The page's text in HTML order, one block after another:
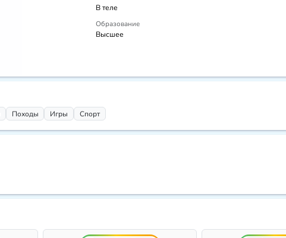
В теле
Образование
Высшее
Походы Игры Спорт